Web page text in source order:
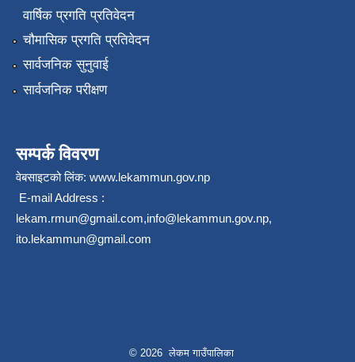
वार्षिक प्रगति प्रतिवेदन
चौमासिक प्रगति प्रतिवेदन
सार्वजनिक सुनुवाई
सार्वजनिक परीक्षण
सम्पर्क विवरण
वेबसाइटको लिंक: www.lekammun.gov.np
E-mail Address :
lekam.rmun@gmail.com,info@lekammun.gov.np,
ito.lekammun@gmail.com
© 2026 लेकम गाउँपालिका